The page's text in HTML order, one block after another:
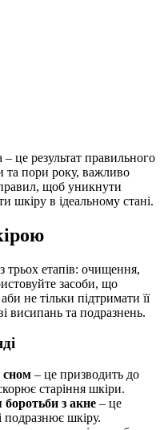
– це результат правильного
та пори року, важливо
щоб уникнути
шкіру в ідеальному стані.
трьох етапів: очищення,
засоби, що
не тільки підтримати її
висипань та подразнень.
сном – це призводить до
старіння шкіри.
з акне – це
подразнює шкіру.